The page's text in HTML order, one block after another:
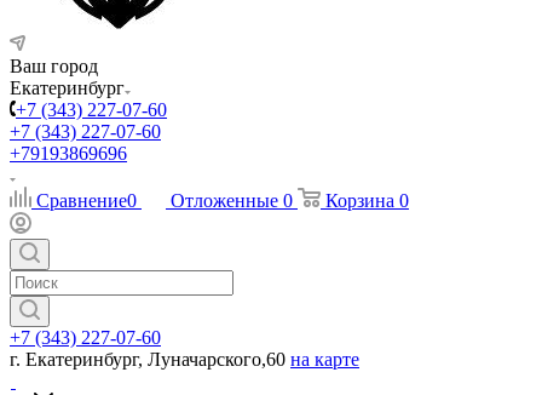
Ваш город
Екатеринбург
+7 (343) 227-07-60
+7 (343) 227-07-60
+79193869696
Сравнение0 Отложенные 0 Корзина 0
+7 (343) 227-07-60
г. Екатеринбург, Луначарского,60 на карте